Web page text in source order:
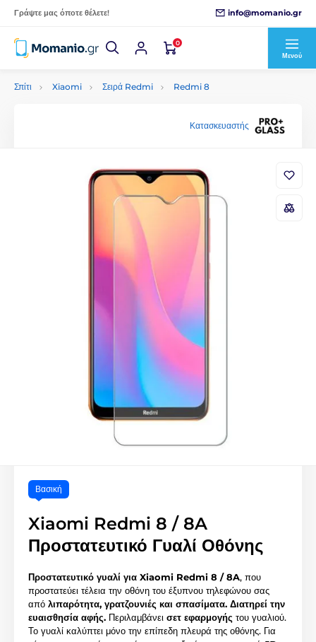
Γράψτε μας όποτε θέλετε! info@momanio.gr
0
Μενού
Σπίτι Xiaomi Σειρά Redmi Redmi 8
Κατασκευαστής
Βασική
Xiaomi Redmi 8 / 8A
Προστατευτικό Γυαλί Οθόνης
Προστατευτικό γυαλί για Xiaomi Redmi 8 / 8A, που
προστατεύει τέλεια την οθόνη του έξυπνου τηλεφώνου σας
από λιπαρότητα, γρατζουνιές και σπασίματα. Διατηρεί την
ευαισθησία αφής. Περιλαμβάνει σετ εφαρμογής του γυαλιού.
Το γυαλί καλύπτει μόνο την επίπεδη πλευρά της οθόνης. Για